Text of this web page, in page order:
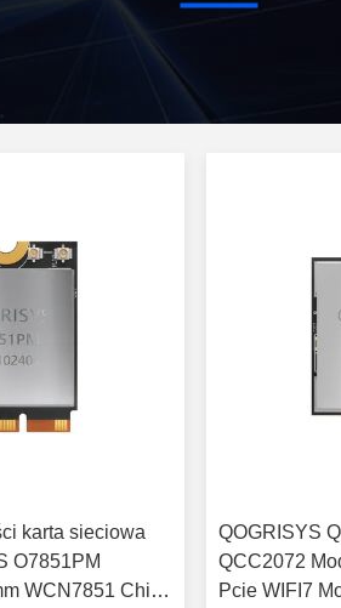
karta sieciowa
O7851PM
WCN7851 Chip
QOGRISYS
QCC2072
Pcie WIFI7